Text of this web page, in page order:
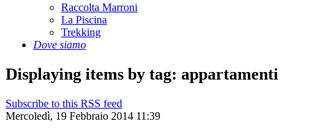
Raccolta Marroni
La Piscina
Trekking
Dove siamo
Displaying items by tag: appartamenti
Subscribe to this RSS feed
Mercoledì, 19 Febbraio 2014 11:39